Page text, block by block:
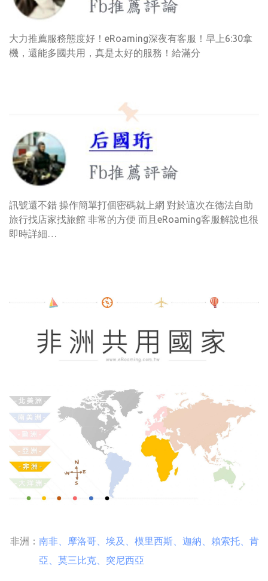
大力推薦服務態度好！eRoaming深夜有客服！早上6:30拿
機，還能多國共用，真是太好的服務！給滿分
訊號還不錯 操作簡單打個密碼就上網 對於這次在德法自助
旅行找店家找旅館 非常的方便 而且eRoaming客服解說也很
即時詳細…
非洲： 南非 摩洛哥 埃及 模里西斯 迦納 賴索托
肯
亞
莫三比克 突尼西亞